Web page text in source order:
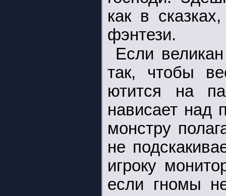
как в
фэнтези.
Если
так, чтобы
ютится на
нависает над
монстру
не
игроку
если гномы